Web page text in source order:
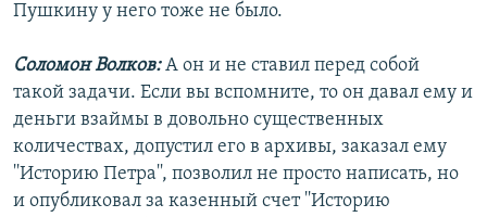
Пушкину у него тоже не было.
Соломон Волков:А он и не ставил перед собой
такой задачи. Если вы вспомните, то он давал ему и
деньги взаймы в довольно существенных
количествах, допустил его в архивы, заказал ему
''Историю Петра'', позволил не просто написать, но
и опубликовал за казенный счет ''Историю